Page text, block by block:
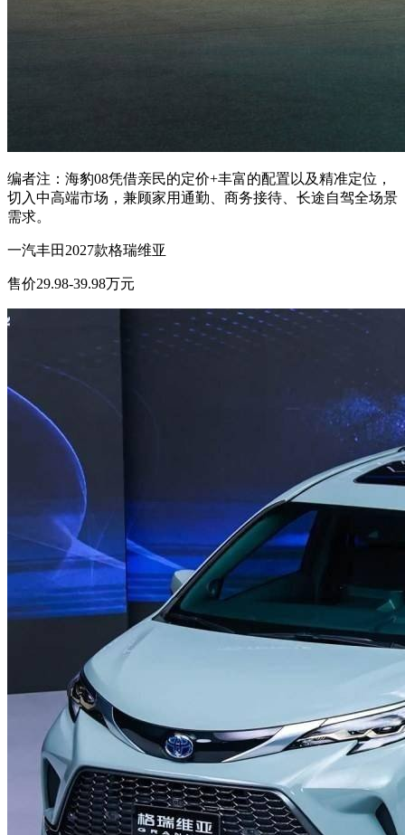
编者注：海豹08凭借亲民的定价+丰富的配置以及精准定位，
切入中高端市场，兼顾家用通勤、商务接待、长途自驾全场景
需求。
一汽丰田2027款格瑞维亚
售价29.98-39.98万元